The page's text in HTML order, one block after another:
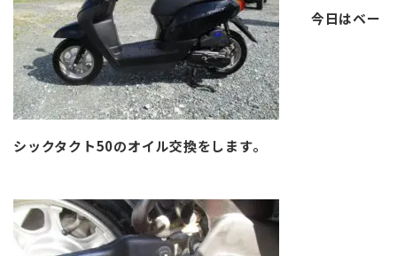
今日はベー
シックタクト50のオイル交換をします。